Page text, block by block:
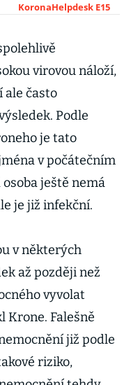
platí karanténa
Aktuální
situace v
KoronaHelpdesk E15
virovou náloží,
ale často
Podle
je tato
v počátečním
ještě nemá
je již infekční.
v některých
až později než
vyvolat
Krone. Falešně
již podle
riziko,